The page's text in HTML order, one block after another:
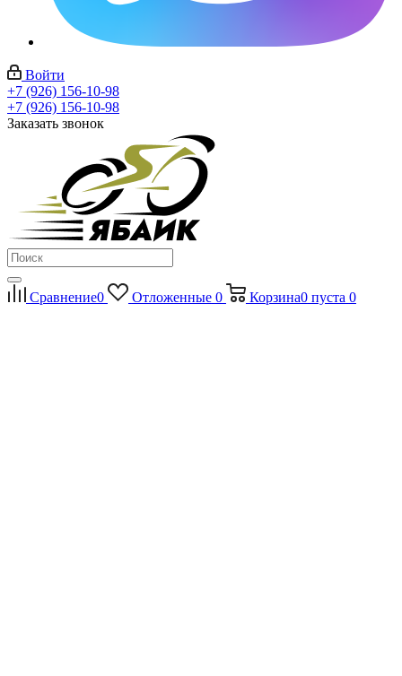
Войти
+7 (926) 156-10-98
+7 (926) 156-10-98
Заказать звонок
Сравнение0 Отложенные 0 Корзина0 пуста 0